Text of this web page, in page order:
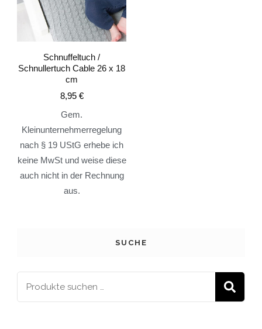
Schnuffeltuch /
Schnullertuch Cable 26 x 18
cm
8,95 €
Gem.
Kleinunternehmerregelung
nach § 19 UStG erhebe ich
keine MwSt und weise diese
auch nicht in der Rechnung
aus.
SUCHE